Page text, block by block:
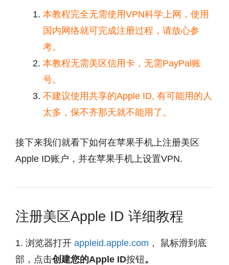
本教程完全无需使用VPN科学上网，使用
国内网络就可完成注册过程，请放心参
考。
本教程无需美区信用卡，无需PayPal账
号。
不建议使用共享的Apple ID, 有可能用的人
太多，保不齐那天就不能用了。
接下来我们就看下如何在苹果手机上注册美区
Apple ID账户，并在苹果手机上设置VPN.
注册美区Apple ID 详细教程
1. 浏览器打开 appleid.apple.com ， 鼠标滑到底
部，点击创建您的Apple ID按钮。